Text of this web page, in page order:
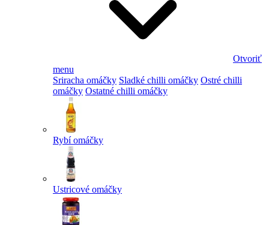
Otvoriť
menu
Sriracha omáčky Sladké chilli omáčky Ostré chilli
omáčky Ostatné chilli omáčky
Rybí omáčky
Ustricové omáčky